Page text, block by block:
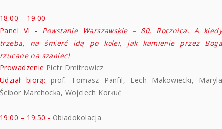
18:00 – 19:00
Panel VI - Powstanie Warszawskie – 80. Rocznica. A kiedy
trzeba, na śmierć idą po kolei, jak kamienie przez Boga
rzucane na szaniec!
Prowadzenie Piotr Dmitrowicz
Udział biorą: prof. Tomasz Panfil, Lech Makowiecki, Maryla
Ścibor Marchocka, Wojciech Korkuć
19:00 – 19:50 - Obiadokolacja